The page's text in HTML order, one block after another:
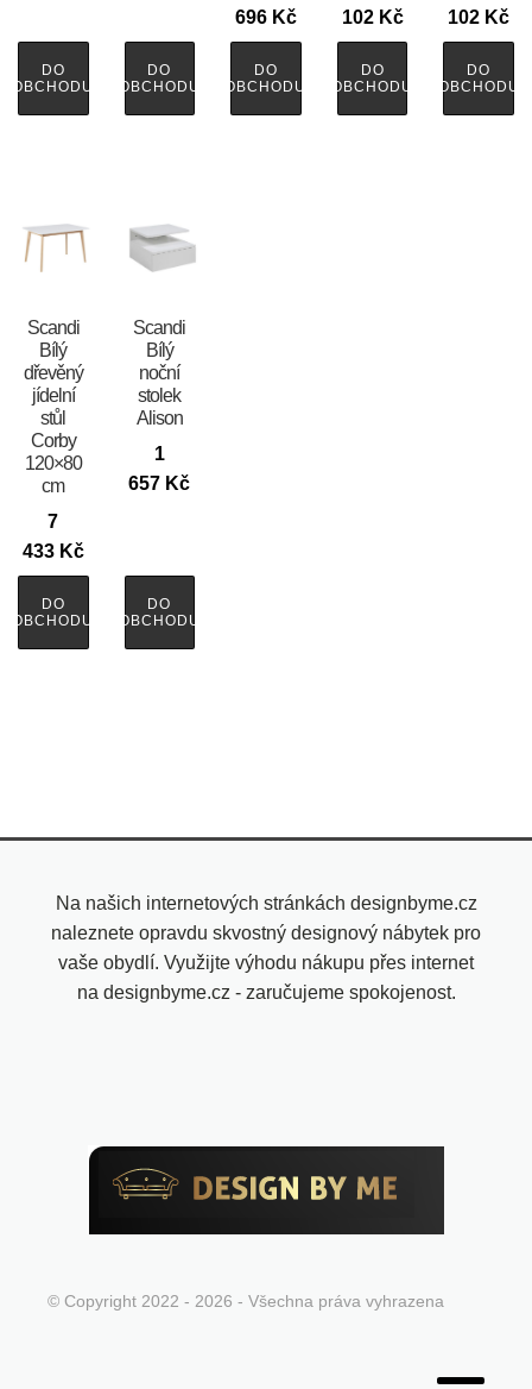
DO
OBCHODU
DO
OBCHODU
696 Kč
DO
OBCHODU
102 Kč
DO
OBCHODU
102 Kč
DO
OBCHODU
Scandi
Bílý
dřevěný
jídelní
stůl
Corby
120×80
cm
7
433 Kč
DO
OBCHODU
Scandi
Bílý
noční
stolek
Alison
1
657 Kč
DO
OBCHODU
Na našich internetových stránkách designbyme.cz
naleznete opravdu skvostný designový nábytek pro
vaše obydlí. Využijte výhodu nákupu přes internet
na designbyme.cz - zaručujeme spokojenost.
© Copyright 2022 - 2026 - Všechna práva vyhrazena